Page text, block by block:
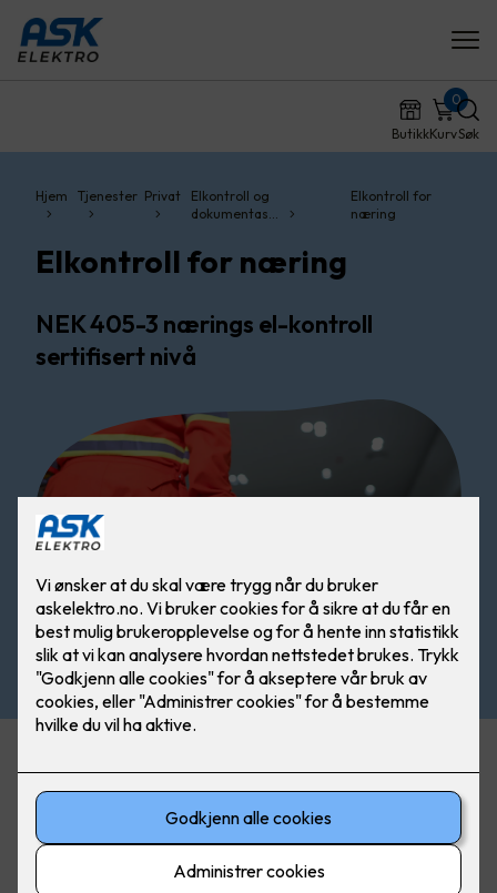
ButikkKurv
0
Søk
Hjem Tjenester Privat
Elkontroll og
dokumentas…
Elkontroll for
næring
Elkontroll for næring
NEK 405-3 nærings el-kontroll
sertifisert nivå
Økende krav om sertifiseringer
Det er et økende krav til å dokumentere kompetanse, og
stadig flere forsikringsselskaper, kommuner, og
bedriftseiere krever sertifiserte kontrollører iht. 405-3
næringskontroll og sertifisert el-kontrollforetak iht. 405-4.